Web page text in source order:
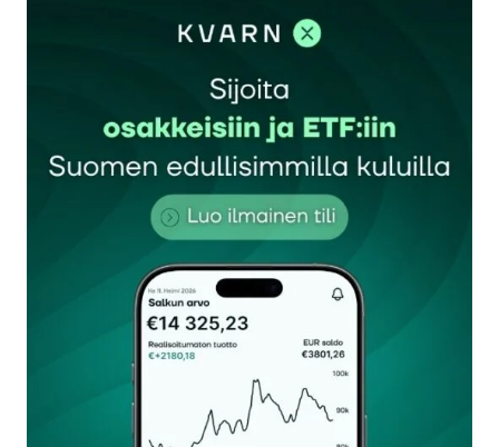
rekisteröityä
Sähköpostiosoitettasi ei julkaista.Pakolliset
kentät on merkitty*
Kommentti*
Nimesi tai nimimerkkisi